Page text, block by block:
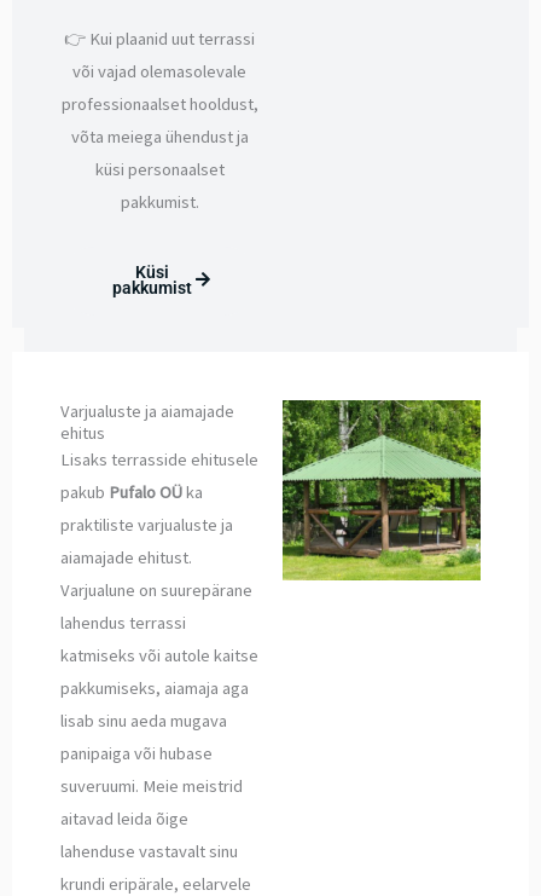
👉 Kui plaanid uut terrassi
või vajad olemasolevale
professionaalset hooldust,
võta meiega ühendust ja
küsi personaalset
pakkumist.
Küsi
pakkumist
Varjualuste ja aiamajade
ehitus
Lisaks terrasside ehitusele
pakub Pufalo OÜka
praktiliste varjualuste ja
aiamajade ehitust.
Varjualune on suurepärane
lahendus terrassi
katmiseks või autole kaitse
pakkumiseks, aiamaja aga
lisab sinu aeda mugava
panipaiga või hubase
suveruumi. Meie meistrid
aitavad leida õige
lahenduse vastavalt sinu
krundi eripärale, eelarvele